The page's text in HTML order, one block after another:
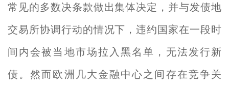
常见的多数决条款做出集体决定，并与发债地
交易所协调行动的情况下，违约国家在一段时
间内会被当地市场拉入黑名单，无法发行新
债。然而欧洲几大金融中心之间存在竞争关